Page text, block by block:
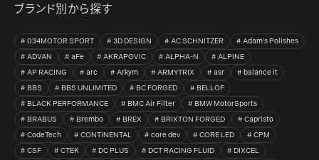
ブランド別から探す
034MOTOR SPORT 3D DESIGN AC SCHNITZER
Adam's Polishes
ADVAN
aFe AKRAPOVIC ALPHA-N
ALPINE
AP RACING
arc Arkym ARMYTRIX asr
balance it
BBS
BBS UNLIMITED BC FORGED
BELLOF
BLACK PERFORMANCE
BMC Air Filter
BMW MotorSports
BRABUS
Brembo BREX BRIXTON FORGED
Capristo
CodeTech
CONTINENTAL core dev CORE LED
CPM
CSF
CTEK DC PLUS DCT RACING FLUID
DIXCEL